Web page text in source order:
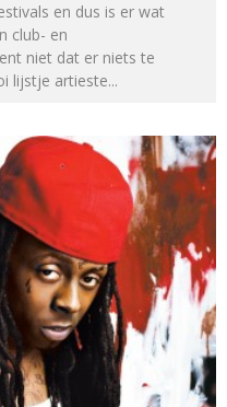
en dus is er wat
club- en
niet dat er niets te
lijstje artieste...